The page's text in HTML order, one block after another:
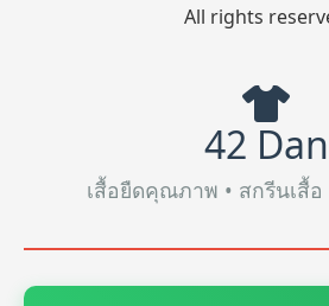
All rights
42 Dan
เสื้อยืดคุณภาพ • สกรีนเสื้อ